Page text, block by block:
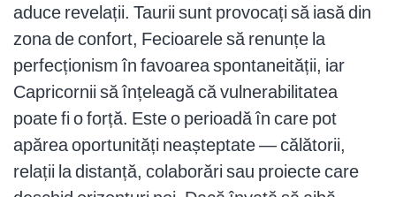
aduce revelații. Taurii sunt provocați să iasă din
zona de confort, Fecioarele să renunțe la
perfecționism în favoarea spontaneității, iar
Capricornii să înțeleagă că vulnerabilitatea
poate fi o forță. Este o perioadă în care pot
apărea oportunități neașteptate — călătorii,
relații la distanță, colaborări sau proiecte care